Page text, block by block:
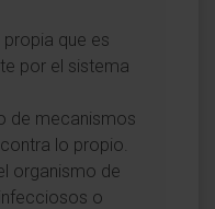
que es
por el sistema
de mecanismos
lo propio.
organismo de
o